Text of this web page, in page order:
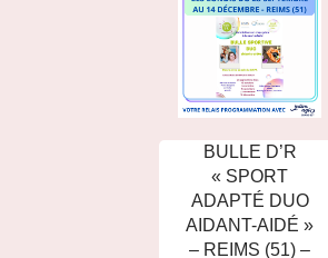
BULLE D’R
« SPORT
ADAPTÉ DUO
AIDANT-AIDÉ »
– REIMS (51) –